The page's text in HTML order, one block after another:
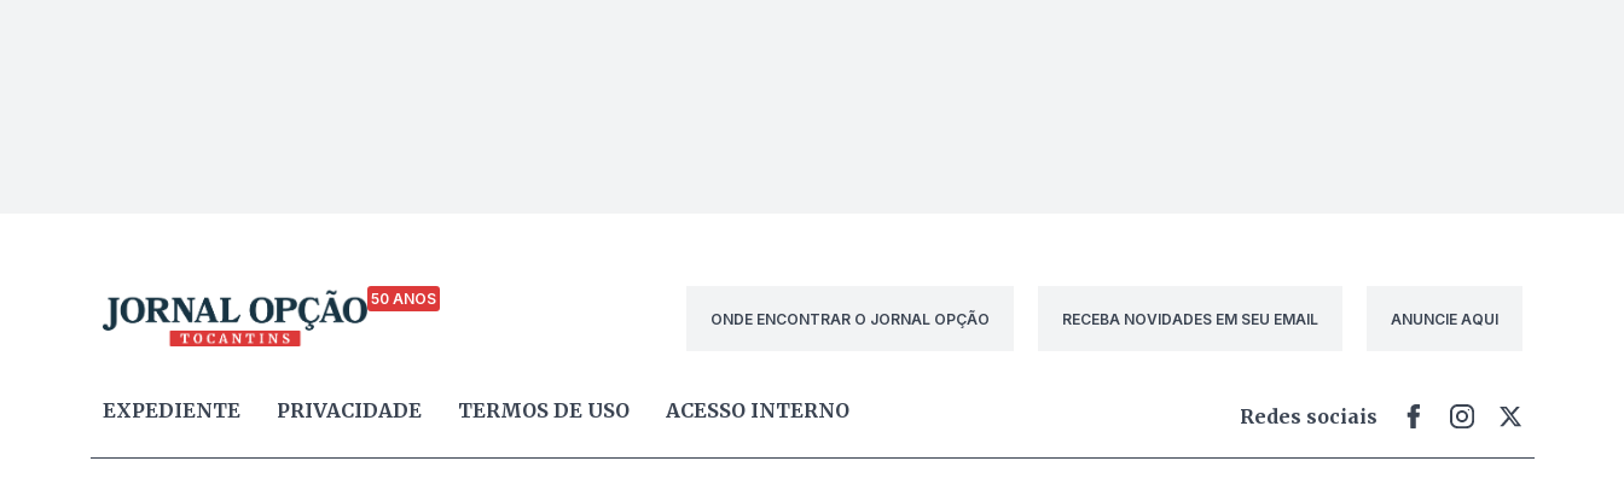
50 ANOS
ONDE ENCONTRAR O JORNAL OPÇÃO
RECEBA NOVIDADES EM SEU EMAIL ANUNCIE AQUI
EXPEDIENTE PRIVACIDADE TERMOS DE USO ACESSO INTERNO Redes sociais